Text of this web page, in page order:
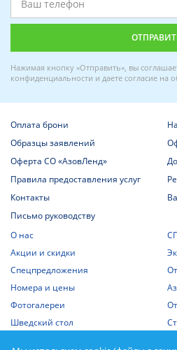
Нажимая кнопку «Отправить», вы
Оплата брони
Образцы заявлений
Оферта СО «АзовЛенд»
Правила предоставления услуг
Контакты
Письмо руководству
О нас
Акции и скидки
Спецпредложения
Номера и цены
Фотогалереи